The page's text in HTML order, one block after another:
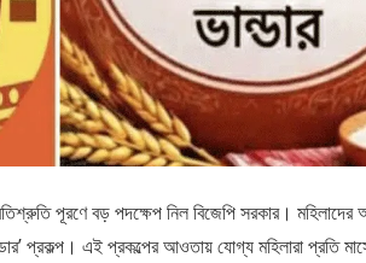
পূরণে বড় পদক্ষেপ নিল বিজেপি সরকার। মহিলাদের
প্রকল্প। এই প্রকল্পের আওতায় যোগ্য মহিলারা প্রতি